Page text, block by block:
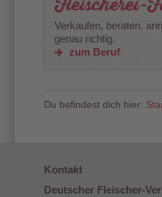
Fleischerei-
Verkaufen, beraten,
genau richtig.
zum Beruf
Du befindest dich hier:
Kontakt
Deutscher Fleischer-